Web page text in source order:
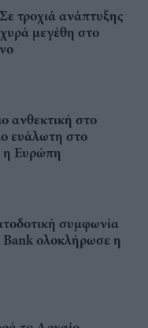
τροχιά ανάπτυξης
μεγέθη στο
ανθεκτική στο
ευάλωτη στο
η Ευρώπη
συμφωνία
ολοκλήρωσε η